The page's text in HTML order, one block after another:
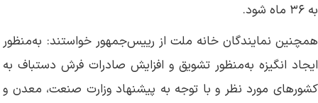
به ۳۶ ماه شود.
همچنین نمایندگان خانه ملت از رییس‌جمهور خواستند: به‌منظور
ایجاد انگیزه به‌منظور تشویق و افزایش صادرات فرش دستباف به
کشورهای مورد نظر و با توجه به پیشنهاد وزارت صنعت، معدن و